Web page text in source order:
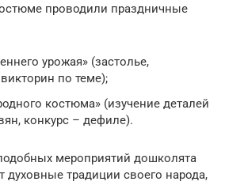
проводили праздничные
урожая» (застолье,
по теме);
костюма» (изучение деталей
конкурс – дефиле).
мероприятий дошколята
духовные традиции своего народа,